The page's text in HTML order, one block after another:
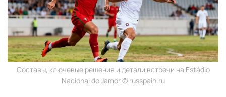
Составы, ключевые решения и детали встречи на Estádio
Nacional do Jamor © russpain.ru